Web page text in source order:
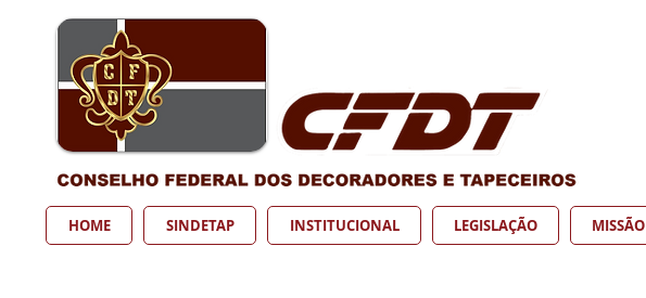
HOME SINDETAP INSTITUCIONAL LEGISLAÇÃO MISSÃO